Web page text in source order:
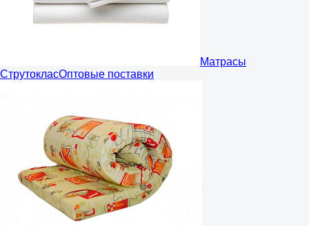
Матрасы
СтрутокласОптовые поставки